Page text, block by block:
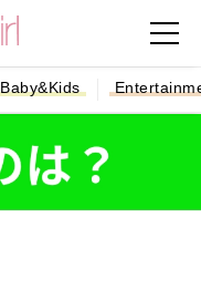
Baby&Kids